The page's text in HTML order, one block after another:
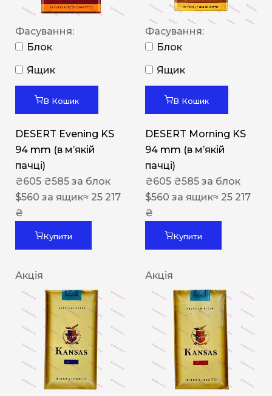
Фасування:
Блок
Ящик
В Кошик
DESERT Evening KS
94 mm (в мʼякій
пачці)
₴605 ₴585 за блок
$560 за ящик≈ 25 217
₴
Купити
Фасування:
Блок
Ящик
В Кошик
DESERT Morning KS
94 mm (в мʼякій
пачці)
₴605 ₴585 за блок
$560 за ящик≈ 25 217
₴
Купити
Акція Акція